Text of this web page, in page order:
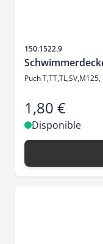
SKU
150.1522.9
Puch
1,80 €
Disponible